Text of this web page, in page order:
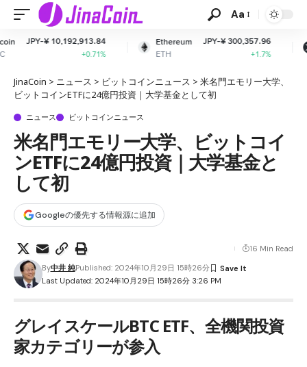
Aa
Ethereum
ETH
JPY-¥ 300,357.96
XRP
XRP
JPY-¥
JinaCoin > ニュース > ビットコインニュース > 米名門エモリー大学、
ビットコインETFに24億円投資｜大学基金として初
ニュース ビットコインニュース
米名門エモリー大学、ビットコイ
ンETFに24億円投資｜大学基金と
して初
Googleの優先する情報源に追加
Last Updated: 2024年10月29日 15時26分 3:26 PM
By中井 純Published: 2024年10月29日 15時26分
16 Min Read
グレイスケールBTC ETF、全機関投資
家カテゴリーが参入